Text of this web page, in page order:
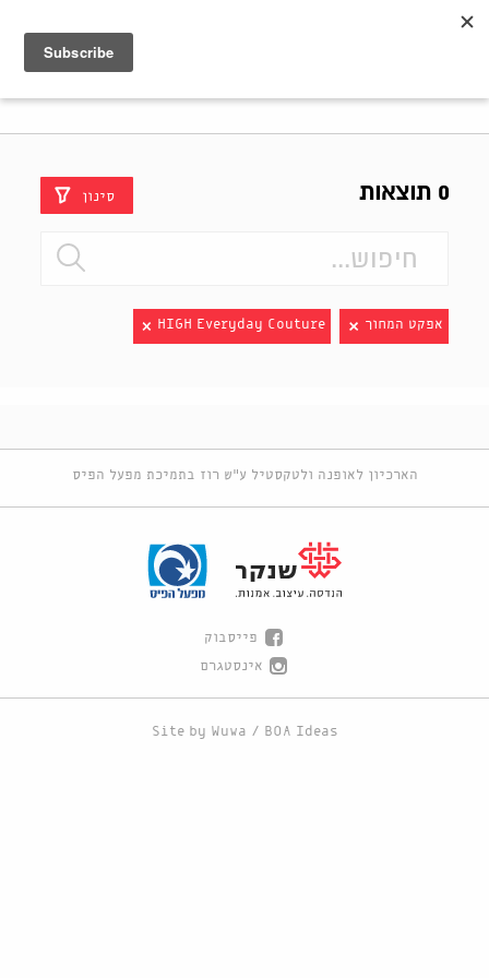
0 תוצאות סינון
אפקט המחוך HIGH Everyday Couture
הארכיון לאופנה ולטקסטיל ע"ש רוז בתמיכת מפעל הפיס
פייסבוק
אינסטגרם
Site by Wuwa / BOA Ideas